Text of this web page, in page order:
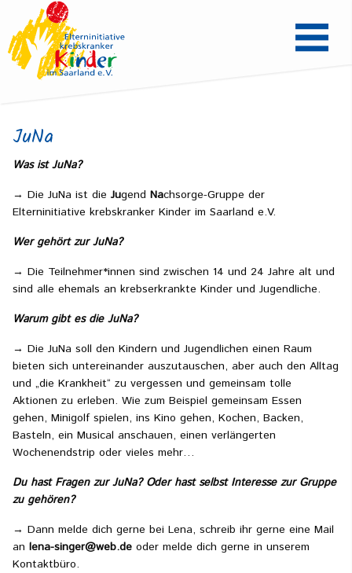
JuNa
Was ist JuNa?
→ Die JuNa ist die Jugend Nachsorge-Gruppe der
Elterninitiative krebskranker Kinder im Saarland e.V.
Wer gehört zur JuNa?
→ Die Teilnehmer*innen sind zwischen 14 und 24 Jahre alt und
sind alle ehemals an krebserkrankte Kinder und Jugendliche.
Warum gibt es die JuNa?
→ Die JuNa soll den Kindern und Jugendlichen einen Raum
bieten sich untereinander auszutauschen, aber auch den Alltag
und „die Krankheit“ zu vergessen und gemeinsam tolle
Aktionen zu erleben. Wie zum Beispiel gemeinsam Essen
gehen, Minigolf spielen, ins Kino gehen, Kochen, Backen,
Basteln, ein Musical anschauen, einen verlängerten
Wochenendstrip oder vieles mehr…
Du hast Fragen zur JuNa? Oder hast selbst Interesse zur Gruppe
zu gehören?
→ Dann melde dich gerne bei Lena, schreib ihr gerne eine Mail
an lena-singer@web.de oder melde dich gerne in unserem
Kontaktbüro.